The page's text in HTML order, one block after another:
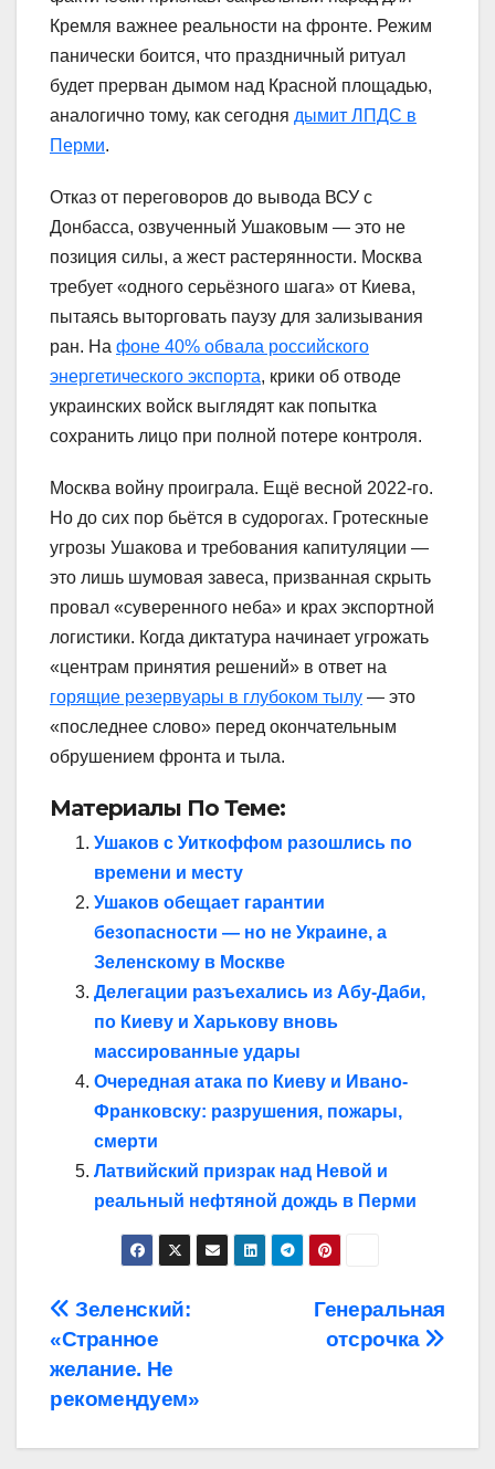
Кремля важнее реальности на фронте. Режим
панически боится, что праздничный ритуал
будет прерван дымом над Красной площадью,
аналогично тому, как сегодня дымит ЛПДС в
Перми.
Отказ от переговоров до вывода ВСУ с
Донбасса, озвученный Ушаковым — это не
позиция силы, а жест растерянности. Москва
требует «одного серьёзного шага» от Киева,
пытаясь выторговать паузу для зализывания
ран. На фоне 40% обвала российского
энергетического экспорта, крики об отводе
украинских войск выглядят как попытка
сохранить лицо при полной потере контроля.
Москва войну проиграла. Ещё весной 2022-го.
Но до сих пор бьётся в судорогах. Гротескные
угрозы Ушакова и требования капитуляции —
это лишь шумовая завеса, призванная скрыть
провал «суверенного неба» и крах экспортной
логистики. Когда диктатура начинает угрожать
«центрам принятия решений» в ответ на
горящие резервуары в глубоком тылу — это
«последнее слово» перед окончательным
обрушением фронта и тыла.
Материалы По Теме:
Ушаков с Уиткоффом разошлись по
времени и месту
Ушаков обещает гарантии
безопасности — но не Украине, а
Зеленскому в Москве
Делегации разъехались из Абу-Даби,
по Киеву и Харькову вновь
массированные удары
Очередная атака по Киеву и Ивано-
Франковску: разрушения, пожары,
смерти
Латвийский призрак над Невой и
реальный нефтяной дождь в Перми
Навигация
по
записям
Генеральная
отсрочка
Зеленский:
«Странное
желание. Не
рекомендуем»